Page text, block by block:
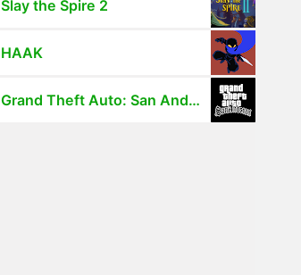
Slay the Spire 2
HAAK
Grand Theft Auto: San Andreas